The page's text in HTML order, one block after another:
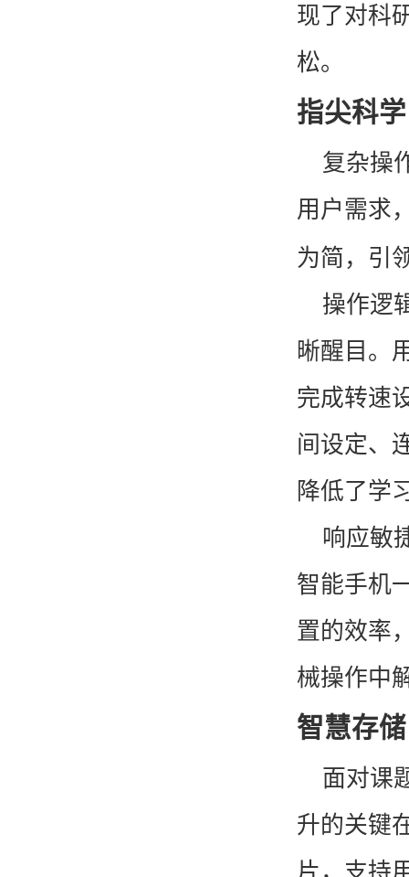
现了对科
松。
指尖科
复杂操
用户需求
为简，引
操作逻
晰醒目。
完成转速
间设定、
降低了学
响应敏
智能手机
置的效率
械操作中
智慧存
面对课
升的关键